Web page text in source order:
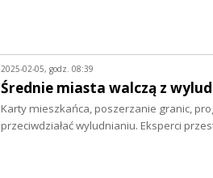
2025-02-05, godz. 08:39
Średnie miasta walczą z
Karty mieszkańca, poszerzanie granic,
przeciwdziałać wyludnianiu. Eksperci